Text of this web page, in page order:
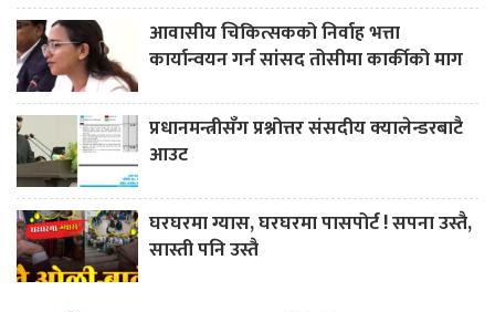
आवासीय चिकित्सकको निर्वाह भत्ता
कार्यान्वयन गर्न सांसद तोसीमा कार्कीको माग
प्रधानमन्त्रीसँग प्रश्नोत्तर संसदीय क्यालेन्डरबाटै
आउट
घरघरमा ग्यास, घरघरमा पासपोर्ट ! सपना उस्तै,
सास्ती पनि उस्तै